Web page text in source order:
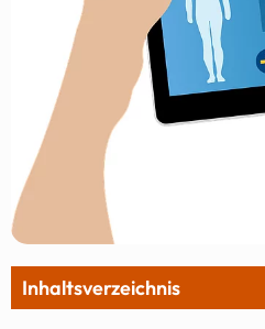
Inhaltsverzeichnis